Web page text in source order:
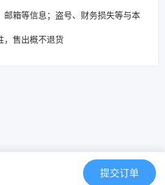
邮箱等信息；盗号、财务损失等与本
，售出概不退货
提交订单